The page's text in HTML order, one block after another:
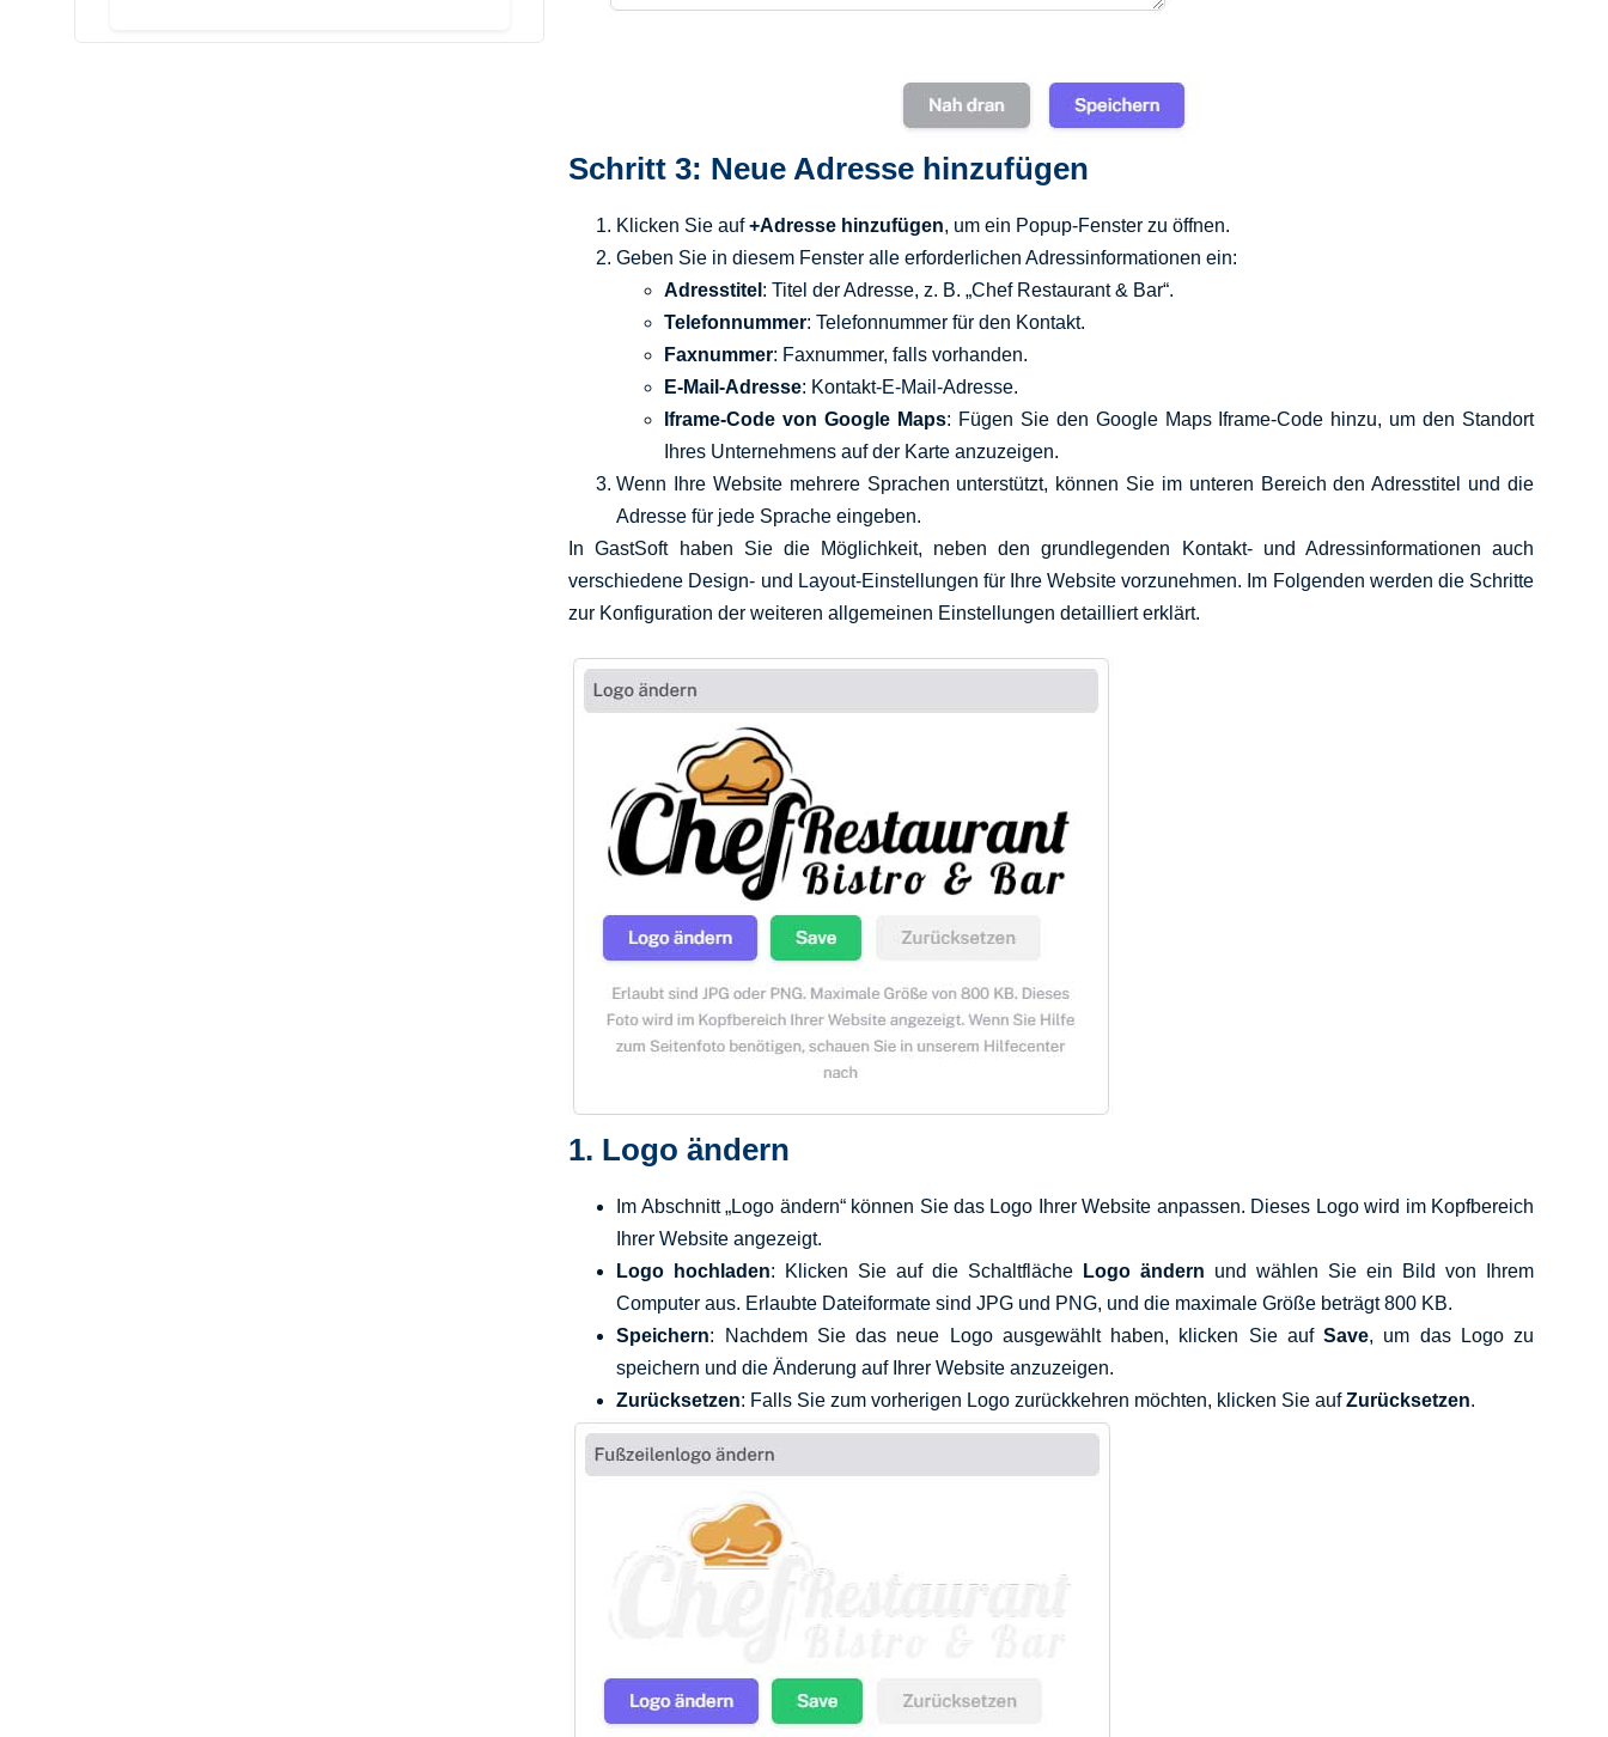
Schritt 3: Neue Adresse hinzufügen
Klicken Sie auf+Adresse hinzufügen, um ein Popup-Fenster zu öffnen.
Geben Sie in diesem Fenster alle erforderlichen Adressinformationen ein:
Adresstitel : Titel der Adresse, z. B. „Chef Restaurant & Bar“.
Telefonnummer: Telefonnummer für den Kontakt.
Faxnummer: Faxnummer, falls vorhanden.
E-Mail-Adresse: Kontakt-E-Mail-Adresse.
Iframe-Code von Google Maps: Fügen Sie den Google Maps Iframe-Code hinzu, um den Standort
Ihres Unternehmens auf der Karte anzuzeigen.
Wenn Ihre Website mehrere Sprachen unterstützt, können Sie im unteren Bereich den Adresstitel und die
Adresse für jede Sprache eingeben.
In GastSoft haben Sie die Möglichkeit, neben den grundlegenden Kontakt- und Adressinformationen auch
verschiedene Design- und Layout-Einstellungen für Ihre Website vorzunehmen. Im Folgenden werden die Schritte
zur Konfiguration der weiteren allgemeinen Einstellungen detailliert erklärt.
1. Logo ändern
Im Abschnitt „Logo ändern“ können Sie das Logo Ihrer Website anpassen. Dieses Logo wird im Kopfbereich
Ihrer Website angezeigt.
Logo hochladen: Klicken Sie auf die Schaltfläche Logo ändern und wählen Sie ein Bild von Ihrem
Computer aus. Erlaubte Dateiformate sind JPG und PNG, und die maximale Größe beträgt 800 KB.
Speichern: Nachdem Sie das neue Logo ausgewählt haben, klicken Sie aufSave, um das Logo zu
speichern und die Änderung auf Ihrer Website anzuzeigen.
Zurücksetzen: Falls Sie zum vorherigen Logo zurückkehren möchten, klicken Sie aufZurücksetzen.